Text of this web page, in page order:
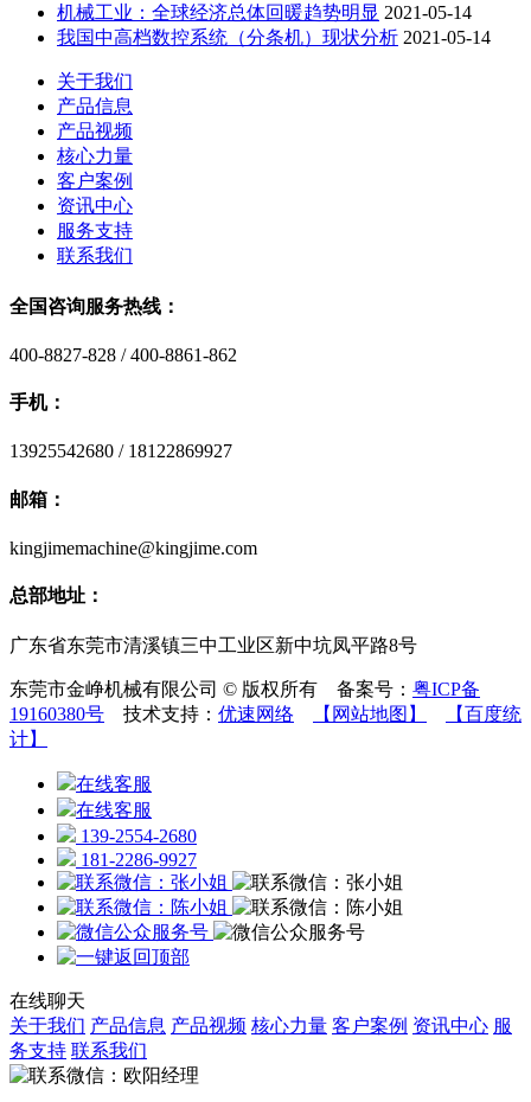
机械工业：全球经济总体回暖趋势明显 2021-05-14
我国中高档数控系统（分条机）现状分析 2021-05-14
关于我们
产品信息
产品视频
核心力量
客户案例
资讯中心
服务支持
联系我们
全国咨询服务热线：
400-8827-828 / 400-8861-862
手机：
13925542680 / 18122869927
邮箱：
kingjimemachine@kingjime.com
总部地址：
广东省东莞市清溪镇三中工业区新中坑凤平路8号
东莞市金峥机械有限公司 © 版权所有 备案号： 粤ICP备
19160380号 技术支持： 优速网络 【网站地图】
【百度统
计】
在线客服
在线客服
139-2554-2680
181-2286-9927
在线聊天
关于我们 产品信息 产品视频 核心力量 客户案例 资讯中心 服
务支持 联系我们